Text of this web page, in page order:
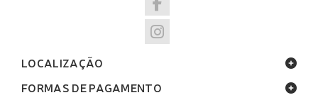
LOCALIZAÇÃO
FORMAS DE PAGAMENTO